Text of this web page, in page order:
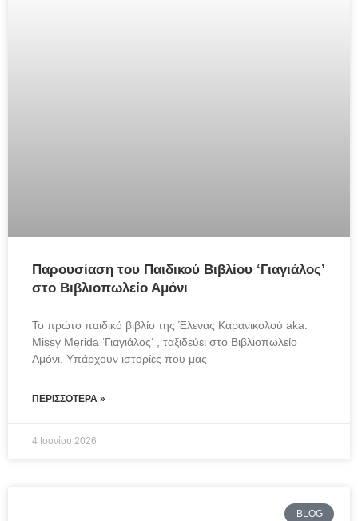
Παρουσίαση του Παιδικού Βιβλίου ‘Γιαγιάλος’
στο Βιβλιοπωλείο Αμόνι
Το πρώτο παιδικό βιβλίο της Έλενας Καρανικολού aka.
Missy Merida ‘Γιαγιάλος‘ , ταξιδεύει στο Βιβλιοπωλείο
Αμόνι. Υπάρχουν ιστορίες που μας
ΠΕΡΙΣΣΌΤΕΡΑ »
4 Ιουνίου 2026
BLOG